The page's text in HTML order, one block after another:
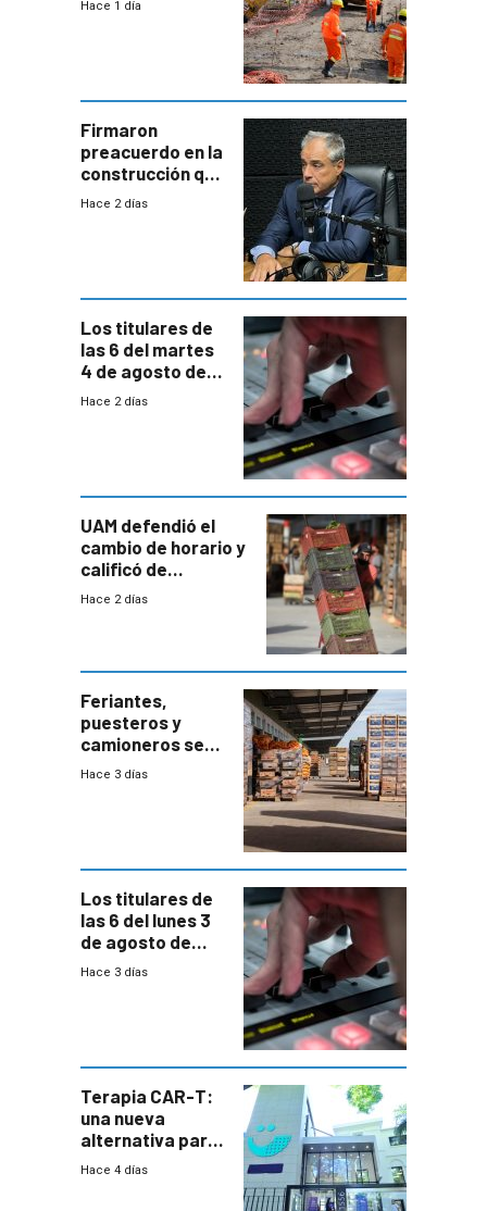
a revisar
proyectos
Hace 1 día
Firmaron
preacuerdo en la
construcción que
comprende
Hace 2 días
Los titulares de
las 6 del martes
4 de agosto de
2026
Hace 2 días
UAM defendió el
cambio de horario y
calificó de
“desproporcionado”
Hace 2 días
Feriantes,
puesteros y
camioneros se
movilizaron en
Hace 3 días
Los titulares de
las 6 del lunes 3
de agosto de
2026
Hace 3 días
Terapia CAR-T:
una nueva
alternativa para
niños y
Hace 4 días